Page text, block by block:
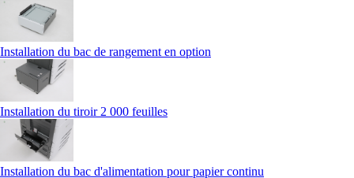
Installation du bac de rangement en option
Installation du tiroir 2 000 feuilles
Installation du bac d'alimentation pour papier continu